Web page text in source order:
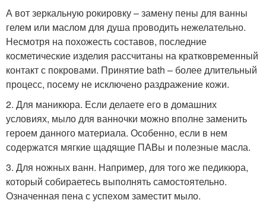
А вот зеркальную рокировку – замену пены для ванны
гелем или маслом для душа проводить нежелательно.
Несмотря на похожесть составов, последние
косметические изделия рассчитаны на кратковременный
контакт с покровами. Принятие bath – более длительный
процесс, посему не исключено раздражение кожи.
2. Для маникюра. Если делаете его в домашних
условиях, мыло для ванночки можно вполне заменить
героем данного материала. Особенно, если в нем
содержатся мягкие щадящие ПАВы и полезные масла.
3. Для ножных ванн. Например, для того же педикюра,
который собираетесь выполнять самостоятельно.
Означенная пена с успехом заместит мыло.